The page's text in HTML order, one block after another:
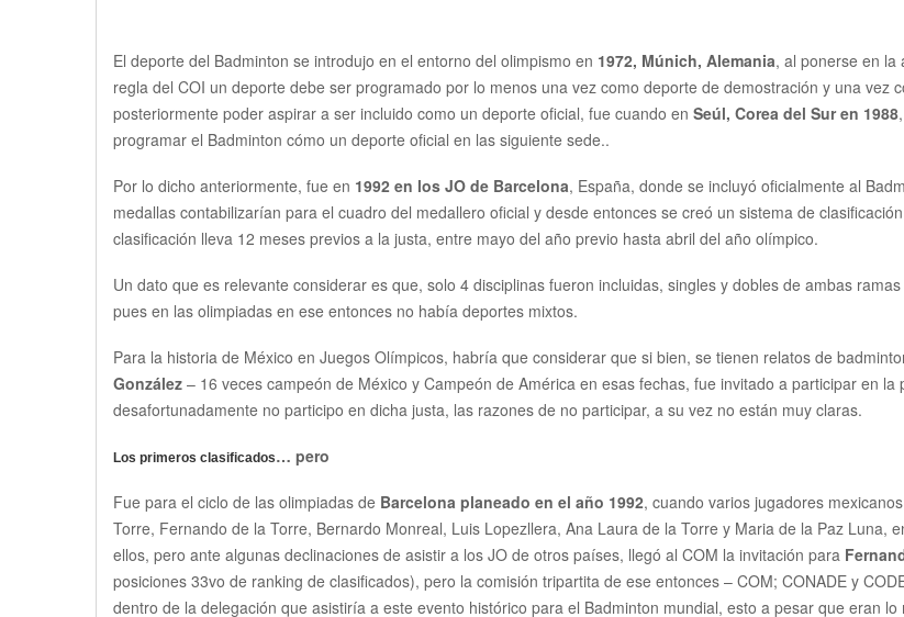
Entrenadores
El deporte del Badminton se introdujo en el entorno del olimpismo en 1972, Múnich, Alemania, al ponerse en la
regla del COI un deporte debe ser programado por lo menos una vez como deporte de demostración y una vez
posteriormente poder aspirar a ser incluido como un deporte oficial, fue cuando en Seúl, Corea del Sur en 1988
programar el Badminton cómo un deporte oficial en las siguiente sede..
Por lo dicho anteriormente, fue en 1992 en los JO de Barcelona, España, donde se incluyó oficialmente al
medallas contabilizarían para el cuadro del medallero oficial y desde entonces se creó un sistema de
clasificación lleva 12 meses previos a la justa, entre mayo del año previo hasta abril del año olímpico.
Un dato que es relevante considerar es que, solo 4 disciplinas fueron incluidas, singles y dobles de ambas
pues en las olimpiadas en ese entonces no había deportes mixtos.
Para la historia de México en Juegos Olímpicos, habría que considerar que si bien, se tienen relatos de
González – 16 veces campeón de México y Campeón de América en esas fechas, fue invitado a participar en
desafortunadamente no participo en dicha justa, las razones de no participar, a su vez no están muy claras.
Los primeros clasificados… pero
Fue para el ciclo de las olimpiadas de Barcelona planeado en el año 1992, cuando varios jugadores
Torre, Fernando de la Torre, Bernardo Monreal, Luis Lopezllera, Ana Laura de la Torre y Maria de la Paz Luna,
ellos, pero ante algunas declinaciones de asistir a los JO de otros países, llegó al COM la invitación para
posiciones 33vo de ranking de clasificados), pero la comisión tripartita de ese entonces – COM; CONADE y
dentro de la delegación que asistiría a este evento histórico para el Badminton mundial, esto a pesar que eran